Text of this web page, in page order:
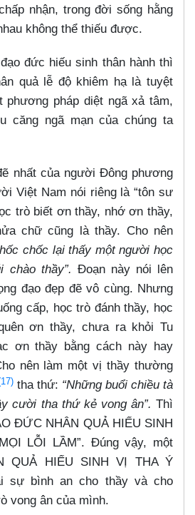
nhận, trong đời sống hằng
không thể thiếu được.
đức hiếu sinh thân hành thì
quả lễ độ khiêm hạ là tuyệt
phương pháp diệt ngã xả tâm,
căng ngã mạn của chúng ta
nhất của người Đông phương
Việt Nam nói riêng là “tôn sư
trò biết ơn thầy, nhớ ơn thầy,
chữ cũng là thầy. Cho nên
chốc lại thấy một người học
chào thầy”. Đoạn này nói lên
đạo đẹp đẽ vô cùng. Nhưng
cấp, học trò đánh thầy, học
ơn thầy, chưa ra khỏi Tu
ơn thầy bằng cách này hay
nên làm một vị thầy thường
tha thứ: “Những buổi chiều tà
cười tha thứ kẻ vong ân”. Thì
ĐỨC NHÂN QUẢ HIẾU SINH
LỖI LẦM”. Đúng vậy, một
QUẢ HIẾU SINH VỊ THA Ý
sự bình an cho thầy và cho
vong ân của mình.